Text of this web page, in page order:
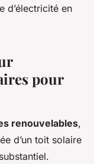
d’électricité en
pour
renouvelables,
d’un toit solaire